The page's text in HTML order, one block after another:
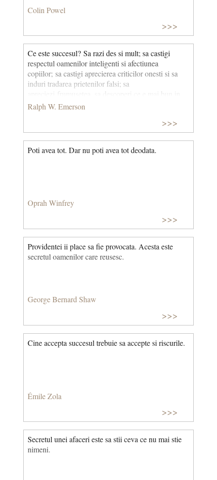
Colin Powel
>>>
Ce este succesul? Sa razi des si mult; sa castigi
respectul oamenilor inteligenti si afectiunea
copiilor; sa castigi aprecierea criticilor onesti si sa
induri tradarea prietenilor falsi; sa
apreciezi frumusetea, sa descoperi ce e mai bun in
ceilalti; sa lasi in urma ta o lume mai buna, fie printr-
un copil sanatos, o gradina ingrijita sau o conditie
sociala emancipata; sa stii pur si simplu ca cineva a
respirat mai usor doar pentru ca tu ai trait. Asta
Ralph W. Emerson
>>>
Poti avea tot. Dar nu poti avea tot deodata.
Oprah Winfrey
>>>
Providentei ii place sa fie provocata. Acesta este
secretul oamenilor care reusesc.
George Bernard Shaw
>>>
Cine accepta succesul trebuie sa accepte si riscurile.
Émile Zola
>>>
Secretul unei afaceri este sa stii ceva ce nu mai stie
nimeni.